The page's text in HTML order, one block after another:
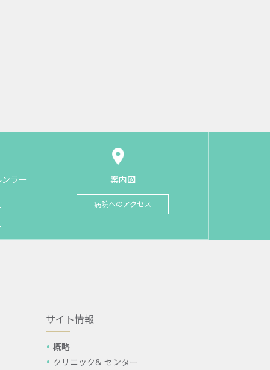
ラー
案内図
病院へのアクセス
サイト情報
概略
クリニック& センター